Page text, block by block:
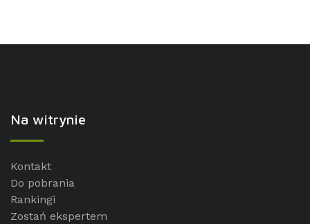
Na witrynie
Kontakt
Do pobrania
Rankingi
Zostań ekspertem